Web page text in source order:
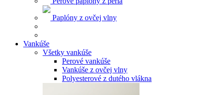
Paplóny z ovčej vlny
Vankúše
Všetky vankúše
Perové vankúše
Vankúše z ovčej vlny
Polyesterové z dutého vlákna